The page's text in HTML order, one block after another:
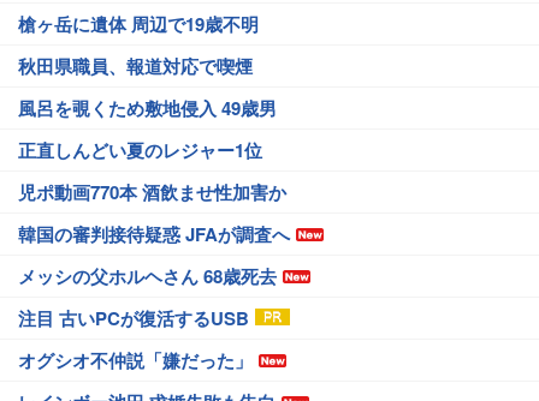
槍ヶ岳に遺体 周辺で19歳不明
秋田県職員、報道対応で喫煙
風呂を覗くため敷地侵入 49歳男
正直しんどい夏のレジャー1位
児ポ動画770本 酒飲ませ性加害か
韓国の審判接待疑惑 JFAが調査へ
メッシの父ホルヘさん 68歳死去
注目 古いPCが復活するUSB
オグシオ不仲説「嫌だった」